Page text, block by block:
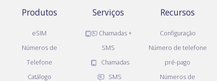
Produtos
eSIM
Números de
Telefone
Catálogo
Serviços
Chamadas +
SMS
Chamadas
SMS
Recursos
Configuração
Número de telefone
pré-pago
Números de